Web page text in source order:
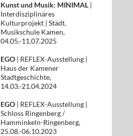
Kunst und Musik: MINIMAL |
Interdisziplinäres
Kulturprojekt | Städt.
Musikschule Kamen,
04.05.-11.07.2025
EGO | REFLEX-Ausstellung |
Haus der Kamener
Stadtgeschichte,
14.03.-21.04.2024
EGO | REFLEX-Ausstellung |
Schloss Ringenberg /
Hamminkeln-Ringenberg,
25.08.-06.10.2023